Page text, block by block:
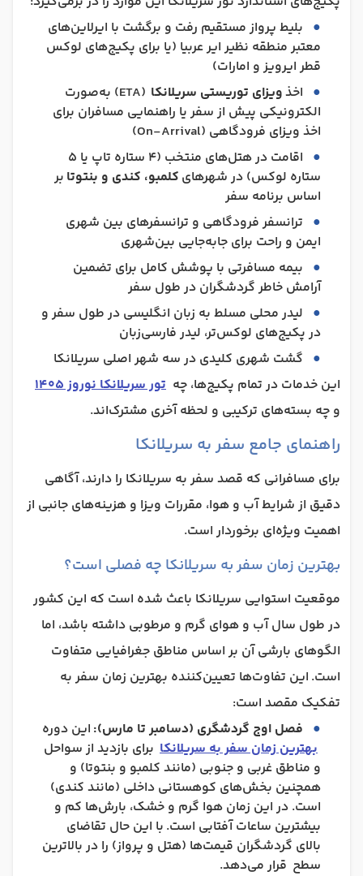
بلیط پرواز مستقیم رفت و برگشت با ایرلاین‌های
معتبر منطقه نظیر ایر عربیا (یا برای پکیج‌های لوکس
قطر ایرویز و امارات)
اخذویزای توریستی سریلانکا
(ETA) به‌صورت
الکترونیکی پیش از سفر یا راهنمایی مسافران برای
اخذ ویزای فرودگاهی (On-Arrival)
اقامت در هتل‌های منتخب (۴ ستاره تاپ یا ۵
ستاره لوکس) در شهرهای کلمبو، کندی و بنتوتا بر
اساس برنامه سفر
ترانسفر فرودگاهی و ترانسفرهای بین شهری
ایمن و راحت برای جابه‌جایی بین‌شهری
بیمه مسافرتی با پوشش کامل برای تضمین
آرامش خاطر گردشگران در طول سفر
لیدر محلی مسلط به زبان انگلیسی در طول سفر و
در پکیج‌های لوکس‌تر، لیدر فارسی‌زبان
گشت‌ شهری کلیدی در سه شهر اصلی سریلانکا
این خدمات در تمام پکیج‌ها، چه تور سریلانکا نوروز 1405
و چه بسته‌های ترکیبی و لحظه آخری مشترک‌اند.
راهنمای جامع سفر به سریلانکا
برای مسافرانی که قصد سفر به سریلانکا را دارند، آگاهی
دقیق از شرایط آب و هوا، مقررات ویزا و هزینه‌های جانبی از
اهمیت ویژه‌ای برخوردار است.
بهترین زمان سفر به سریلانکا چه فصلی است؟
موقعیت استوایی سریلانکا باعث شده است که این کشور
در طول سال آب و هوای گرم و مرطوبی داشته باشد، اما
الگوهای بارشی آن بر اساس مناطق جغرافیایی متفاوت
است. این تفاوت‌ها تعیین‌کننده بهترین زمان سفر به
تفکیک مقصد است:
فصل اوج گردشگری (دسامبر تا مارس): این دوره
بهترین زمان سفر به سریلانکا برای بازدید از سواحل
و مناطق غربی و جنوبی (مانند کلمبو و بنتوتا) و
همچنین بخش‌های کوهستانی داخلی (مانند کندی)
است. در این زمان هوا گرم و خشک، بارش‌ها کم و
بیشترین ساعات آفتابی است. با این حال تقاضای
بالای گردشگران قیمت‌ها (هتل و پرواز) را در بالاترین
سطح قرار می‌دهد.